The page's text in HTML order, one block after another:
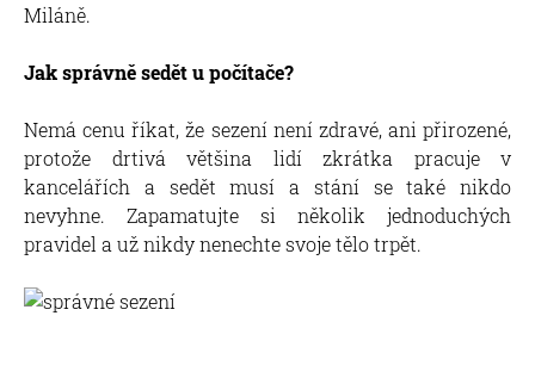
Miláně.
Jak správně sedět u počítače?
Nemá cenu říkat, že sezení není zdravé, ani přirozené,
protože drtivá většina lidí zkrátka pracuje v
kancelářích a sedět musí a stání se také nikdo
nevyhne. Zapamatujte si několik jednoduchých
pravidel a už nikdy nenechte svoje tělo trpět.